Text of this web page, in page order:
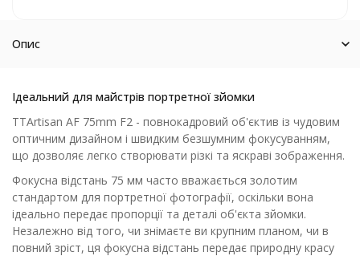
Опис
Ідеальний для майстрів портретної зйомки
TTArtisan AF 75mm F2 - повнокадровий об'єктив із чудовим
оптичним дизайном і швидким безшумним фокусуванням,
що дозволяє легко створювати різкі та яскраві зображення.
Фокусна відстань 75 мм часто вважається золотим
стандартом для портретної фотографії, оскільки вона
ідеально передає пропорції та деталі об'єкта зйомки.
Незалежно від того, чи знімаєте ви крупним планом, чи в
повний зріст, ця фокусна відстань передає природну красу